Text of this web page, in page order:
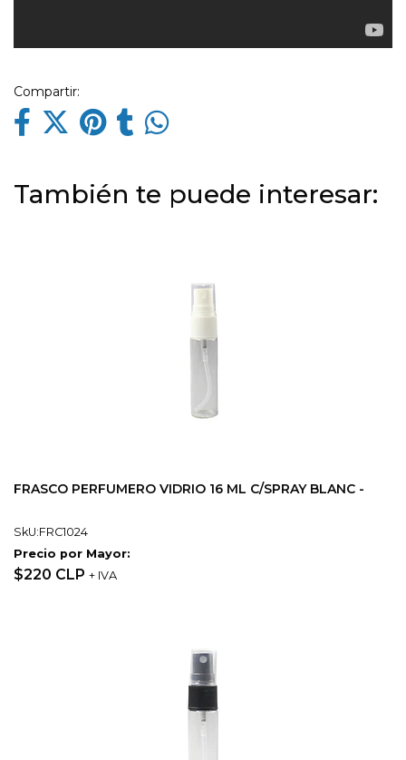
Compartir:
También te puede interesar:
FRASCO PERFUMERO VIDRIO 16 ML C/SPRAY BLANC -
SkU:FRC1024
Precio por Mayor:
$220 CLP + IVA